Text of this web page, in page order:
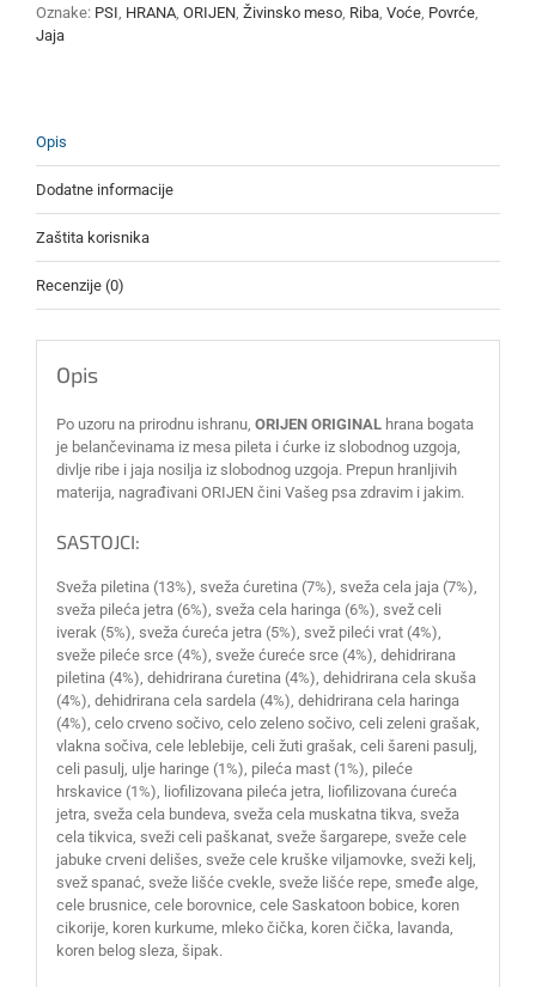
Oznake: PSI HRANA ORIJEN Živinsko meso Riba Voće Povrće
Jaja
Opis
Dodatne informacije
Zaštita korisnika
Recenzije (0)
Opis
Po uzoru na prirodnu ishranu, ORIJEN ORIGINALhrana bogata
je belančevinama iz mesa pileta i ćurke iz slobodnog uzgoja,
divlje ribe i jaja nosilja iz slobodnog uzgoja. Prepun hranljivih
materija, nagrađivani ORIJEN čini Vašeg psa zdravim i jakim.
SASTOJCI:
Sveža piletina (13%), sveža ćuretina (7%), sveža cela jaja (7%),
sveža pileća jetra (6%), sveža cela haringa (6%), svež celi
iverak (5%), sveža ćureća jetra (5%), svež pileći vrat (4%),
sveže pileće srce (4%), sveže ćureće srce (4%), dehidrirana
piletina (4%), dehidrirana ćuretina (4%), dehidrirana cela skuša
(4%), dehidrirana cela sardela (4%), dehidrirana cela haringa
(4%), celo crveno sočivo, celo zeleno sočivo, celi zeleni grašak,
vlakna sočiva, cele leblebije, celi žuti grašak, celi šareni pasulj,
celi pasulj, ulje haringe (1%), pileća mast (1%), pileće
hrskavice (1%), liofilizovana pileća jetra, liofilizovana ćureća
jetra, sveža cela bundeva, sveža cela muskatna tikva, sveža
cela tikvica, sveži celi paškanat, sveže šargarepe, sveže cele
jabuke crveni delišes, sveže cele kruške viljamovke, sveži kelj,
svež spanać, sveže lišće cvekle, sveže lišće repe, smeđe alge,
cele brusnice, cele borovnice, cele Saskatoon bobice, koren
cikorije, koren kurkume, mleko čička, koren čička, lavanda,
koren belog sleza, šipak.